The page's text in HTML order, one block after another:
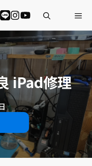
iPad修理